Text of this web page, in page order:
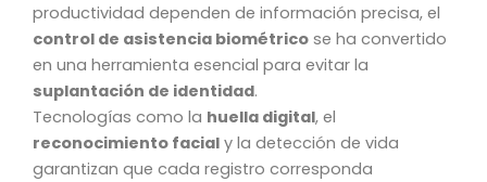
productividad dependen de información precisa, el
control de asistencia biométrico se ha convertido
en una herramienta esencial para evitar la
suplantación de identidad.
Tecnologías como la huella digital, el
reconocimiento facial y la detección de vida
garantizan que cada registro corresponda